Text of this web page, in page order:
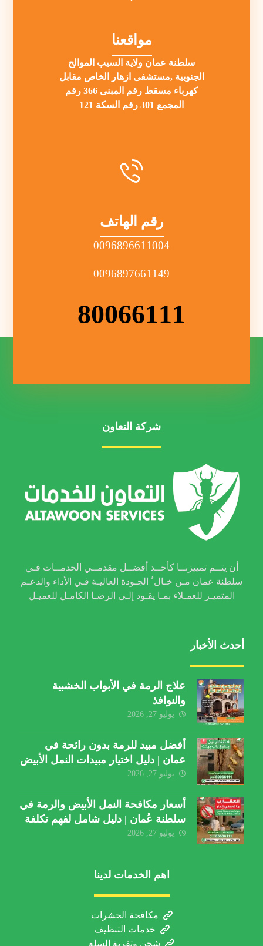
مواقعنا
سلطنة عمان ولاية السيب الموالح
الجنوبية ,مستشفى ازهار الخاص مقابل
كهرباء مسقط رقم المبنى 366 رقم
المجمع 301 رقم السكة 121
رقم الهاتف
0096896611004
0096897661149
80066111
شركة التعاون
أن يتــم تمييزنــا كأحــد أفضــل مقدمــي الخدمــات فـي
سلطنة عمان مـن خـال ُ الجـودة العاليـة فـي الأداء والدعـم
المتميـز للعمـلاء بمـا يقـود إلـى الرضـا الكامـل للعميـل
أحدث الأخبار
علاج الرمة في الأبواب الخشبية
والنوافذ
يوليو 27, 2026
أفضل مبيد للرمة بدون رائحة في
عمان | دليل اختيار مبيدات النمل الأبيض
يوليو 27, 2026
أسعار مكافحة النمل الأبيض والرمة في
سلطنة عُمان | دليل شامل لفهم تكلفة
الخدمة والعوامل المؤثرة
يوليو 27, 2026
اهم الخدمات لدينا
مكافحة الحشرات
خدمات التنظيف
شحن وتفريغ السلع